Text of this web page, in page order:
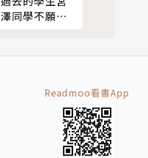
澤同學不願意
Readmoo看書App